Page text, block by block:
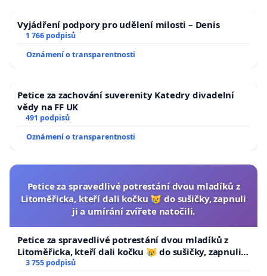
Vyjádření podpory pro udělení milosti – Denis
1 766 podpisů
Oznámení o transparentnosti
Petice za zachování suverenity Katedry divadelní
vědy na FF UK
491 podpisů
Oznámení o transparentnosti
Petice za spravedlivé potrestání dvou mladíků z
Litoměřicka, kteří dali kočku 😿 do sušičky, zapnuli
ji a umírání zvířete natočili.
Petice za spravedlivé potrestání dvou mladíků z
Litoměřicka, kteří dali kočku 😿 do sušičky, zapnuli ji
a umírání zvířete natočili.
3 755 podpisů